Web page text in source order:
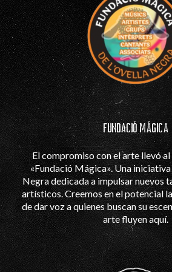
FUNDACIÓ MÁGICA
El compromiso con el arte llevó
«Fundació Mágica». Una
Negra dedicada a impulsar nuevos
artísticos. Creemos en el potencial
de dar voz a quienes buscan su
arte fluyen aquí.